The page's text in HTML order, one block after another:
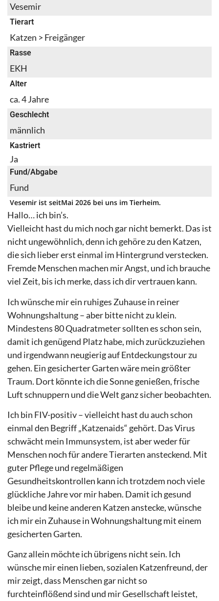
Vesemir
Tierart
Katzen > Freigänger
Rasse
EKH
Alter
ca. 4 Jahre
Geschlecht
männlich
Kastriert
Ja
Fund/Abgabe
Fund
Vesemir ist seitMai 2026 bei uns im Tierheim.
Hallo… ich bin’s.
Vielleicht hast du mich noch gar nicht bemerkt. Das ist
nicht ungewöhnlich, denn ich gehöre zu den Katzen,
die sich lieber erst einmal im Hintergrund verstecken.
Fremde Menschen machen mir Angst, und ich brauche
viel Zeit, bis ich merke, dass ich dir vertrauen kann.
Ich wünsche mir ein ruhiges Zuhause in reiner
Wohnungshaltung – aber bitte nicht zu klein.
Mindestens 80 Quadratmeter sollten es schon sein,
damit ich genügend Platz habe, mich zurückzuziehen
und irgendwann neugierig auf Entdeckungstour zu
gehen. Ein gesicherter Garten wäre mein größter
Traum. Dort könnte ich die Sonne genießen, frische
Luft schnuppern und die Welt ganz sicher beobachten.
Ich bin FIV-positiv – vielleicht hast du auch schon
einmal den Begriff „Katzenaids“ gehört. Das Virus
schwächt mein Immunsystem, ist aber weder für
Menschen noch für andere Tierarten ansteckend. Mit
guter Pflege und regelmäßigen
Gesundheitskontrollen kann ich trotzdem noch viele
glückliche Jahre vor mir haben. Damit ich gesund
bleibe und keine anderen Katzen anstecke, wünsche
ich mir ein Zuhause in Wohnungshaltung mit einem
gesicherten Garten.
Ganz allein möchte ich übrigens nicht sein. Ich
wünsche mir einen lieben, sozialen Katzenfreund, der
mir zeigt, dass Menschen gar nicht so
furchteinflößend sind und mir Gesellschaft leistet,